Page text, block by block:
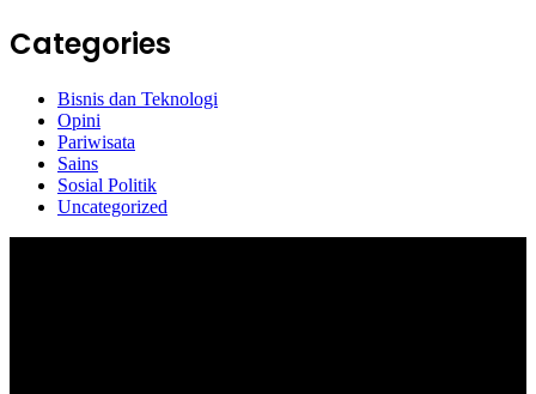
Categories
Bisnis dan Teknologi
Opini
Pariwisata
Sains
Sosial Politik
Uncategorized